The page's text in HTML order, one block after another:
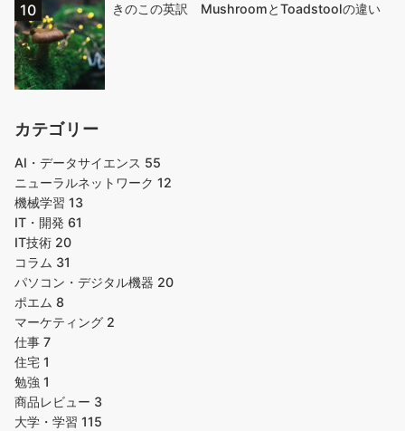
きのこの英訳 MushroomとToadstoolの違い
カテゴリー
AI・データサイエンス 55
ニューラルネットワーク 12
機械学習 13
IT・開発 61
IT技術 20
コラム 31
パソコン・デジタル機器 20
ポエム 8
マーケティング 2
仕事 7
住宅 1
勉強 1
商品レビュー 3
大学・学習 115